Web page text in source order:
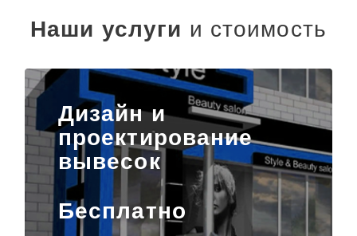
Наши услуги и стоимость
Дизайн и
проектирование
вывесок
Бесплатно